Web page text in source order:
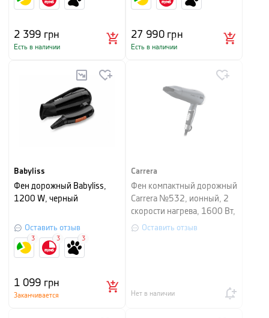
2 399 грн
Есть в наличии
27 990грн
Есть в наличии
Babyliss
Фен дорожный Babyliss,
1200 W, черный
Оставить отзыв
1 099 грн
Заканчивается
3 3 3
Carrera
Фен компактный дорожный
Carrera №532, ионный, 2
скорости нагрева, 1600 Вт,
серыйОставить отзыв
Нет в наличии